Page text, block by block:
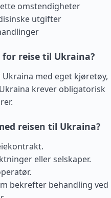
omstendigheter
utgifter
reise til Ukraina?
med eget kjøretøy,
krever obligatorisk
reisen til Ukraina?
eller selskaper.
bekrefter behandling ved